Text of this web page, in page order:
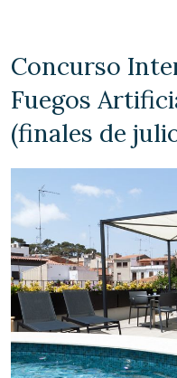
Concurso
Fuegos
(finales de